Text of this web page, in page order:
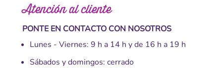
Atención al cliente
PONTE EN CONTACTO CON NOSOTROS
Lunes - Viernes: 9 h a 14 h y de 16 h a 19 h
Sábados y domingos: cerrado